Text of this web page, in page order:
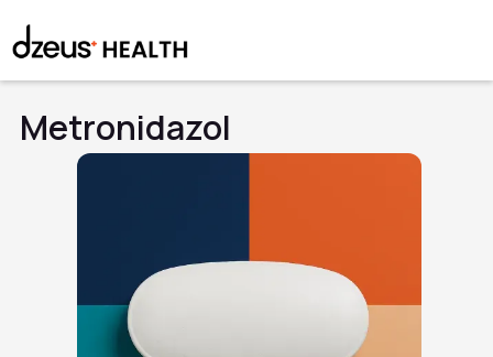
Metronidazol